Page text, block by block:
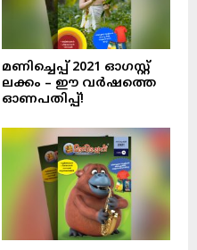
മണിച്ചെപ്പ് 2021 ഓഗസ്റ്റ്
ലക്കം – ഈ വർഷത്തെ
ഓണപതിപ്പ്!